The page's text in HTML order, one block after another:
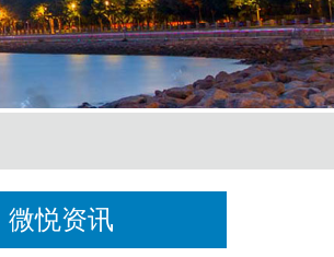
微悦资讯